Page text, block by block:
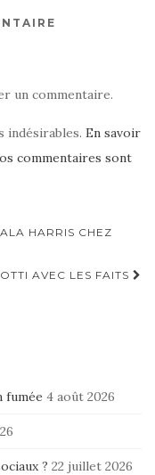
un commentaire.
indésirables. En savoir
commentaires sont
HARRIS CHEZ
AVEC LES FAITS
fumée 4 août 2026
? 22 juillet 2026